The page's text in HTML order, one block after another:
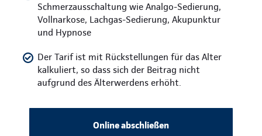
Schmerzausschaltung wie Analgo-Sedierung,
Vollnarkose, Lachgas-Sedierung, Akupunktur
und Hypnose
Der Tarif ist mit Rückstellungen für das Alter
kalkuliert, so dass sich der Beitrag nicht
aufgrund des Älterwerdens erhöht.
Online abschließen